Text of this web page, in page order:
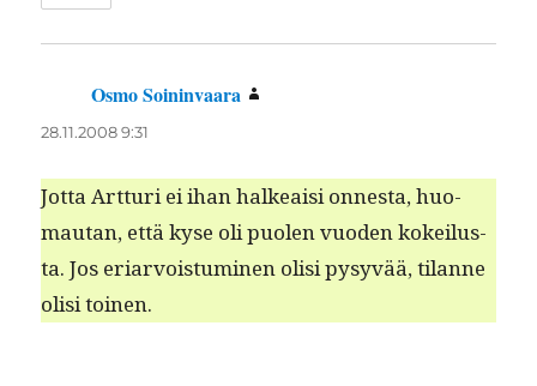
Osmo Soininvaara
28.11.2008 9:31
Jot­ta Art­turi ei ihan halkeaisi onnes­ta, huo­
mau­tan, että kyse oli puolen vuo­den kokeilus­
ta. Jos eri­ar­vois­tu­mi­nen olisi pysyvää, tilanne
olisi toinen.